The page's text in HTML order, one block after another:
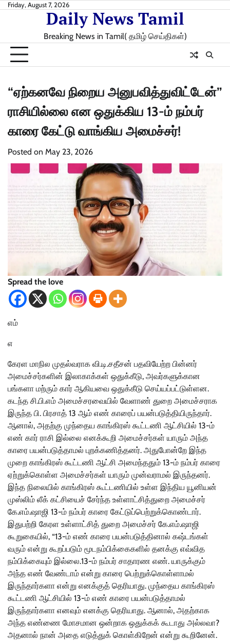
SkipFriday, August 7, 2026
Daily News Tamil
Breaking News in Tamil( தமிழ் செய்திகள்)
“ஏற்கனவே நிறைய அனுபவித்துவிட்டேன்”
ராசியில்லை என ஒதுக்கிய 13-ம் நம்பர்
காரை கேட்டு வாங்கிய அமைச்சர்!
Posted on May 23, 2026
Spread the love
எம்
எ
கேரள மாநில முதல்வராக வி.டி.சதீசன் பதவியேற்ற பின்னர்
அமைச்சர்களின் இலாகாக்கள் ஒதுக்கீடு, அவர்களுக்கான
பங்களா மற்ரும் கார் ஆகியவை ஒதுக்கீடு செய்யப்பட்டுள்ளன.
கடந்த சி.பி.எம் அமைச்சரவையில் வேளாண் துறை அமைச்சராக
இருந்த பி. பிரசாத் 13 ஆம் எண் காரைப் பயன்படுத்தியிருந்தார்.
ஆனால், அதற்கு முந்தைய காங்கிரஸ் கூட்டணி ஆட்சியில் 13-ம்
எண் கார் ராசி இல்லை எனக்கூறி அமைச்சர்கள் யாரும் அந்த
காரை பயன்படுத்தாமல் புறக்கணித்தனர். அதுபோன்றே இந்த
முறை காங்கிரஸ் கூட்டணி ஆட்சி அமைந்ததும் 13-ம் நம்பர் காரை
ஏற்றுக்கொள்ள அமைச்சர்கள் யாரும் முன்வராமல் இருந்தனர்.
இந்த நிலையில் காங்கிரஸ் கூட்டணியில் உள்ள இந்திய யூனியன்
முஸ்லிம் லீக் கட்சியைச் சேர்ந்த உள்ளாட்சித்துறை அமைச்சர்
கே.எம்.ஷாஜி 13-ம் நம்பர் காரை கேட்டுப்பெற்றுக்கொண்டார்.
இதுபற்றி கேரள உள்ளாட்சித் துறை அமைச்சர் கே.எம்.ஷாஜி
கூறுகையில், “13-ம் எண் காரை பயன்படுத்தினால் கஷ்டங்கள்
வரும் என்று கூறப்படும் மூடநம்பிக்கைகளில் தனக்கு எவ்வித
நம்பிக்கையும் இல்லை.13-ம் நம்பர் சாதாரண எண். யாருக்கும்
அந்த எண் வேண்டாம் என்று காரை பெற்றுக்கொள்ளாமல்
இருந்தார்களா என்று எனக்குத் தெரியாது. முந்தைய காங்கிரஸ்
கூட்டணி ஆட்சியில் 13-ம் எண் காரை பயன்படுத்தாமல்
இருந்தார்களா எனவும் எனக்கு தெரியாது. ஆனால், அதற்காக
அந்த எண்ணை மோசமான ஒன்றாக ஒதுக்கக் கூடாது அல்லவா?
அதனால் நான் அதை எடுத்துக் கொள்கிறேன் என்று கூறினேன்.